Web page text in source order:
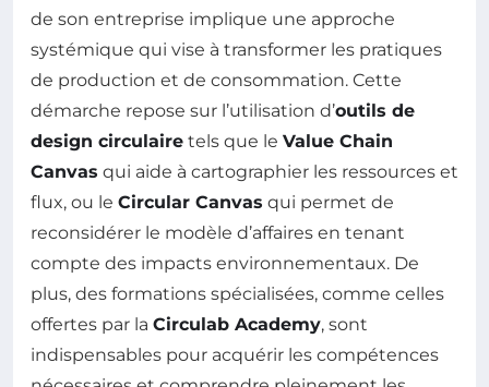
de son entreprise implique une approche
systémique qui vise à transformer les pratiques
de production et de consommation. Cette
démarche repose sur l’utilisation d’outils de
design circulaire tels que le Value Chain
Canvas qui aide à cartographier les ressources et
flux, ou le Circular Canvas qui permet de
reconsidérer le modèle d’affaires en tenant
compte des impacts environnementaux. De
plus, des formations spécialisées, comme celles
offertes par la Circulab Academy, sont
indispensables pour acquérir les compétences